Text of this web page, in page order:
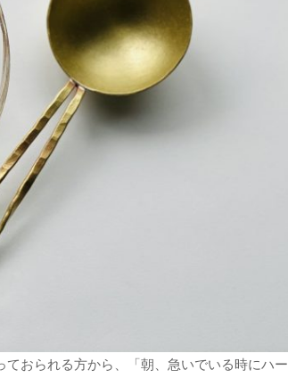
おられる方から、「朝、急いでいる時にハー